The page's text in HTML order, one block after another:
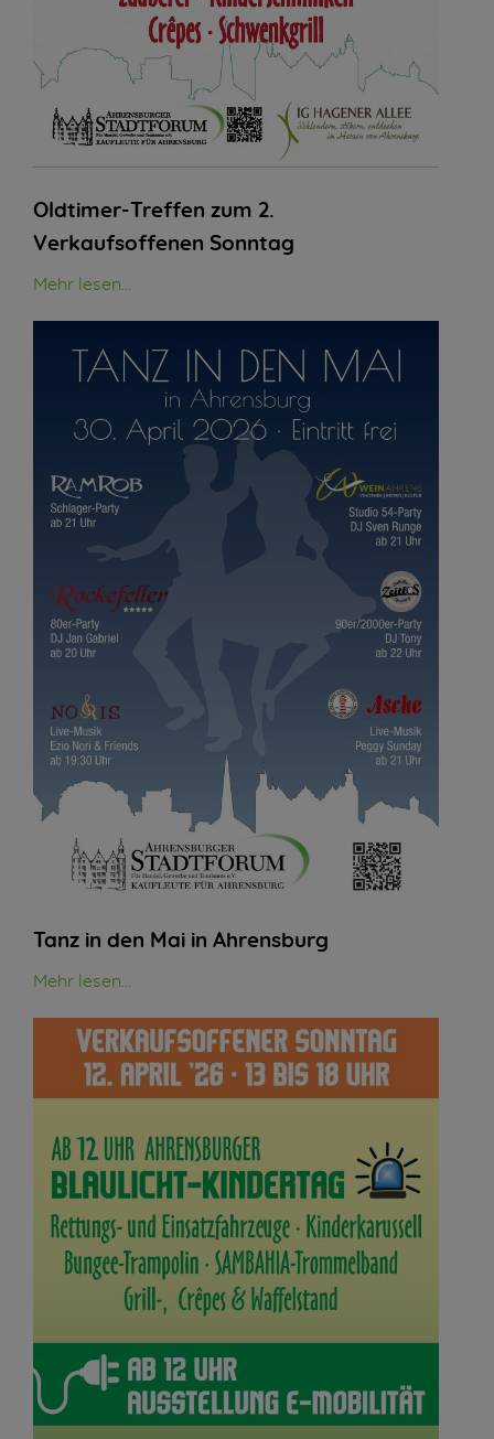
Oldtimer-Treffen zum 2.
Verkaufsoffenen Sonntag
Mehr lesen...
Tanz in den Mai in Ahrensburg
Mehr lesen...